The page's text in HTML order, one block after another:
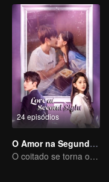
24 episódios
O Amor na Segunda Visão
O coitado se torna o CEO dominador e persegue seu primeiro amor